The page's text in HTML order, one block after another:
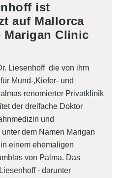
ist
auf Mallorca
Clinic
Liesenhoff die von ihm
Mund-,Kiefer- und
renomierter Privatklinik
der dreifache Doktor
und
dem Namen Marigan
einem ehemaligen
von Palma. Das
- darunter